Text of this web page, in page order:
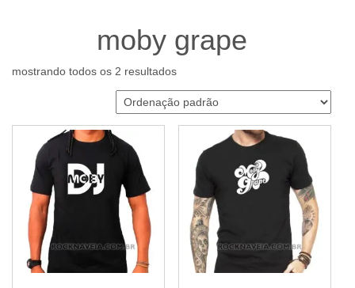
moby grape
mostrando todos os 2 resultados